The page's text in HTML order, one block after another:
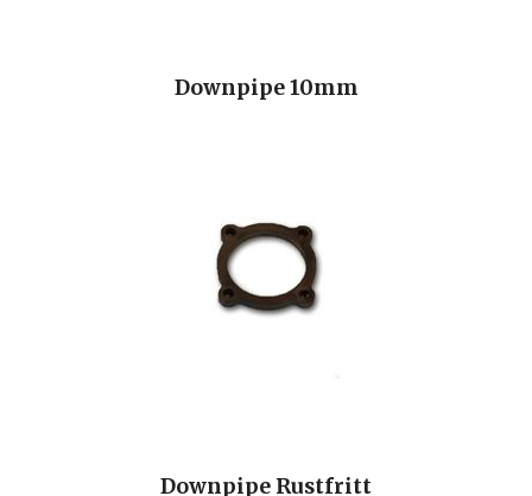
Downpipe 10mm
Downpipe Rustfritt